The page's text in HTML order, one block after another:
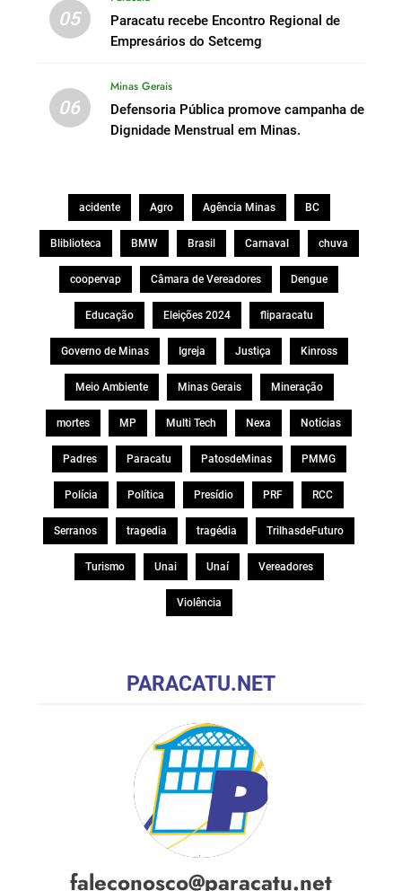
05
Paracatu recebe Encontro Regional de
Empresários do Setcemg
06
Minas Gerais
Defensoria Pública promove campanha de
Dignidade Menstrual em Minas.
acidente Agro Agência Minas BC
Bliblioteca BMW Brasil Carnaval chuva
coopervap Câmara de Vereadores Dengue
Educação Eleições 2024 fliparacatu
Governo de Minas Igreja Justiça Kinross
Meio Ambiente Minas Gerais Mineração
mortes MP Multi Tech Nexa Notícias
Padres Paracatu PatosdeMinas PMMG
Polícia Política Presídio PRF RCC
Serranos tragedia tragédia TrilhasdeFuturo
Turismo Unai Unaí Vereadores
Violência
PARACATU.NET
faleconosco@paracatu.net